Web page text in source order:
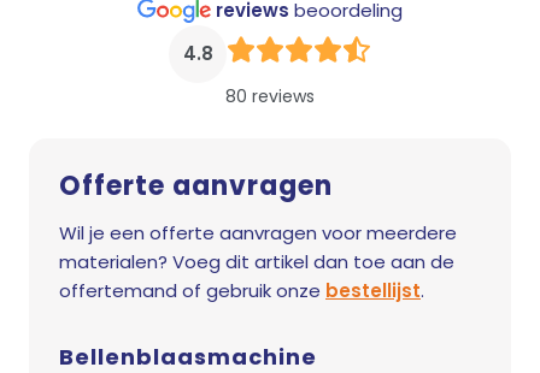
reviews beoordeling
4.8
80 reviews
Offerte aanvragen
Wil je een offerte aanvragen voor meerdere
materialen? Voeg dit artikel dan toe aan de
offertemand of gebruik onze bestellijst.
Bellenblaasmachine